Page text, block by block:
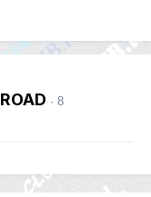
· 8